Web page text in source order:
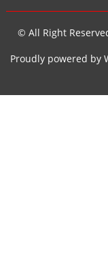
© All Right
Proudly powered by